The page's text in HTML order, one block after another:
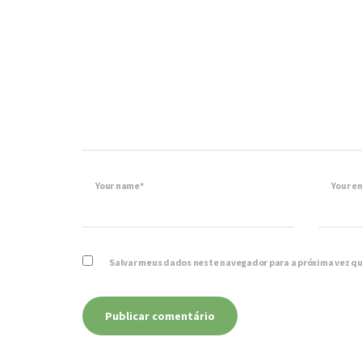
Your name* Your
Salvar meus dados neste navegador para a próxima vez